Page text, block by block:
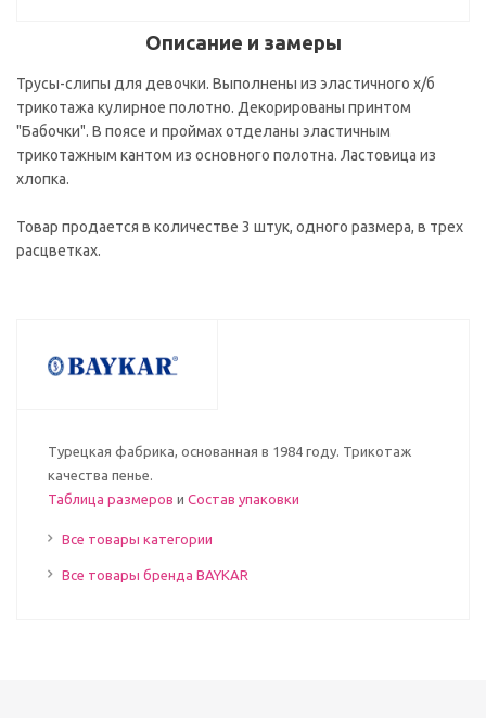
Описание и замеры
Трусы-слипы для девочки. Выполнены из эластичного х/б
трикотажа кулирное полотно. Декорированы принтом
"Бабочки". В поясе и проймах отделаны эластичным
трикотажным кантом из основного полотна. Ластовица из
хлопка.
Товар продается в количестве 3 штук, одного размера, в трех
расцветках.
Турецкая фабрика, основанная в 1984 году. Трикотаж
качества пенье.
Таблица размеров и Состав упаковки
Все товары категории
Все товары бренда BAYKAR